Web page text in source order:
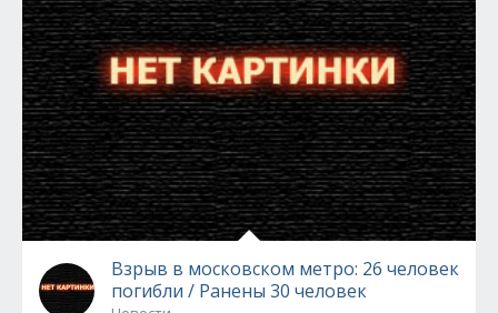
Взрыв в московском метро: 26 человек
погибли / Ранены 30 человек